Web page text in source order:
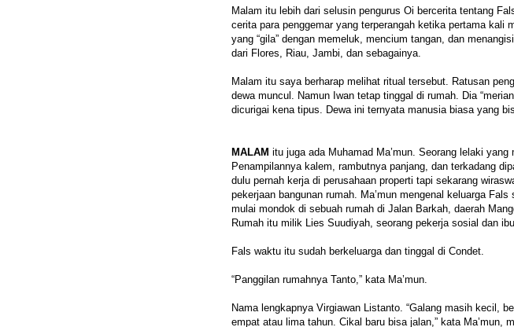
Malam itu lebih dari selusin pengurus Oi bercerita tentang
cerita para penggemar yang terperangah ketika pertama kali
yang “gila” dengan memeluk, mencium tangan, dan
dari Flores, Riau, Jambi, dan sebagainya.
Malam itu saya berharap melihat ritual tersebut. Ratusan
dewa muncul. Namun Iwan tetap tinggal di rumah. Dia
dicurigai kena tipus. Dewa ini ternyata manusia biasa yang
MALAM itu juga ada Muhamad Ma’mun. Seorang lelaki yang
Penampilannya kalem, rambutnya panjang, dan terkadang
dulu pernah kerja di perusahaan properti tapi sekarang
pekerjaan bangunan rumah. Ma’mun mengenal keluarga
mulai mondok di sebuah rumah di Jalan Barkah, daerah
Rumah itu milik Lies Suudiyah, seorang pekerja sosial dan
Fals waktu itu sudah berkeluarga dan tinggal di Condet.
“Panggilan rumahnya Tanto,” kata Ma’mun.
Nama lengkapnya Virgiawan Listanto. “Galang masih kecil,
empat atau lima tahun. Cikal baru bisa jalan,” kata Ma’mun,